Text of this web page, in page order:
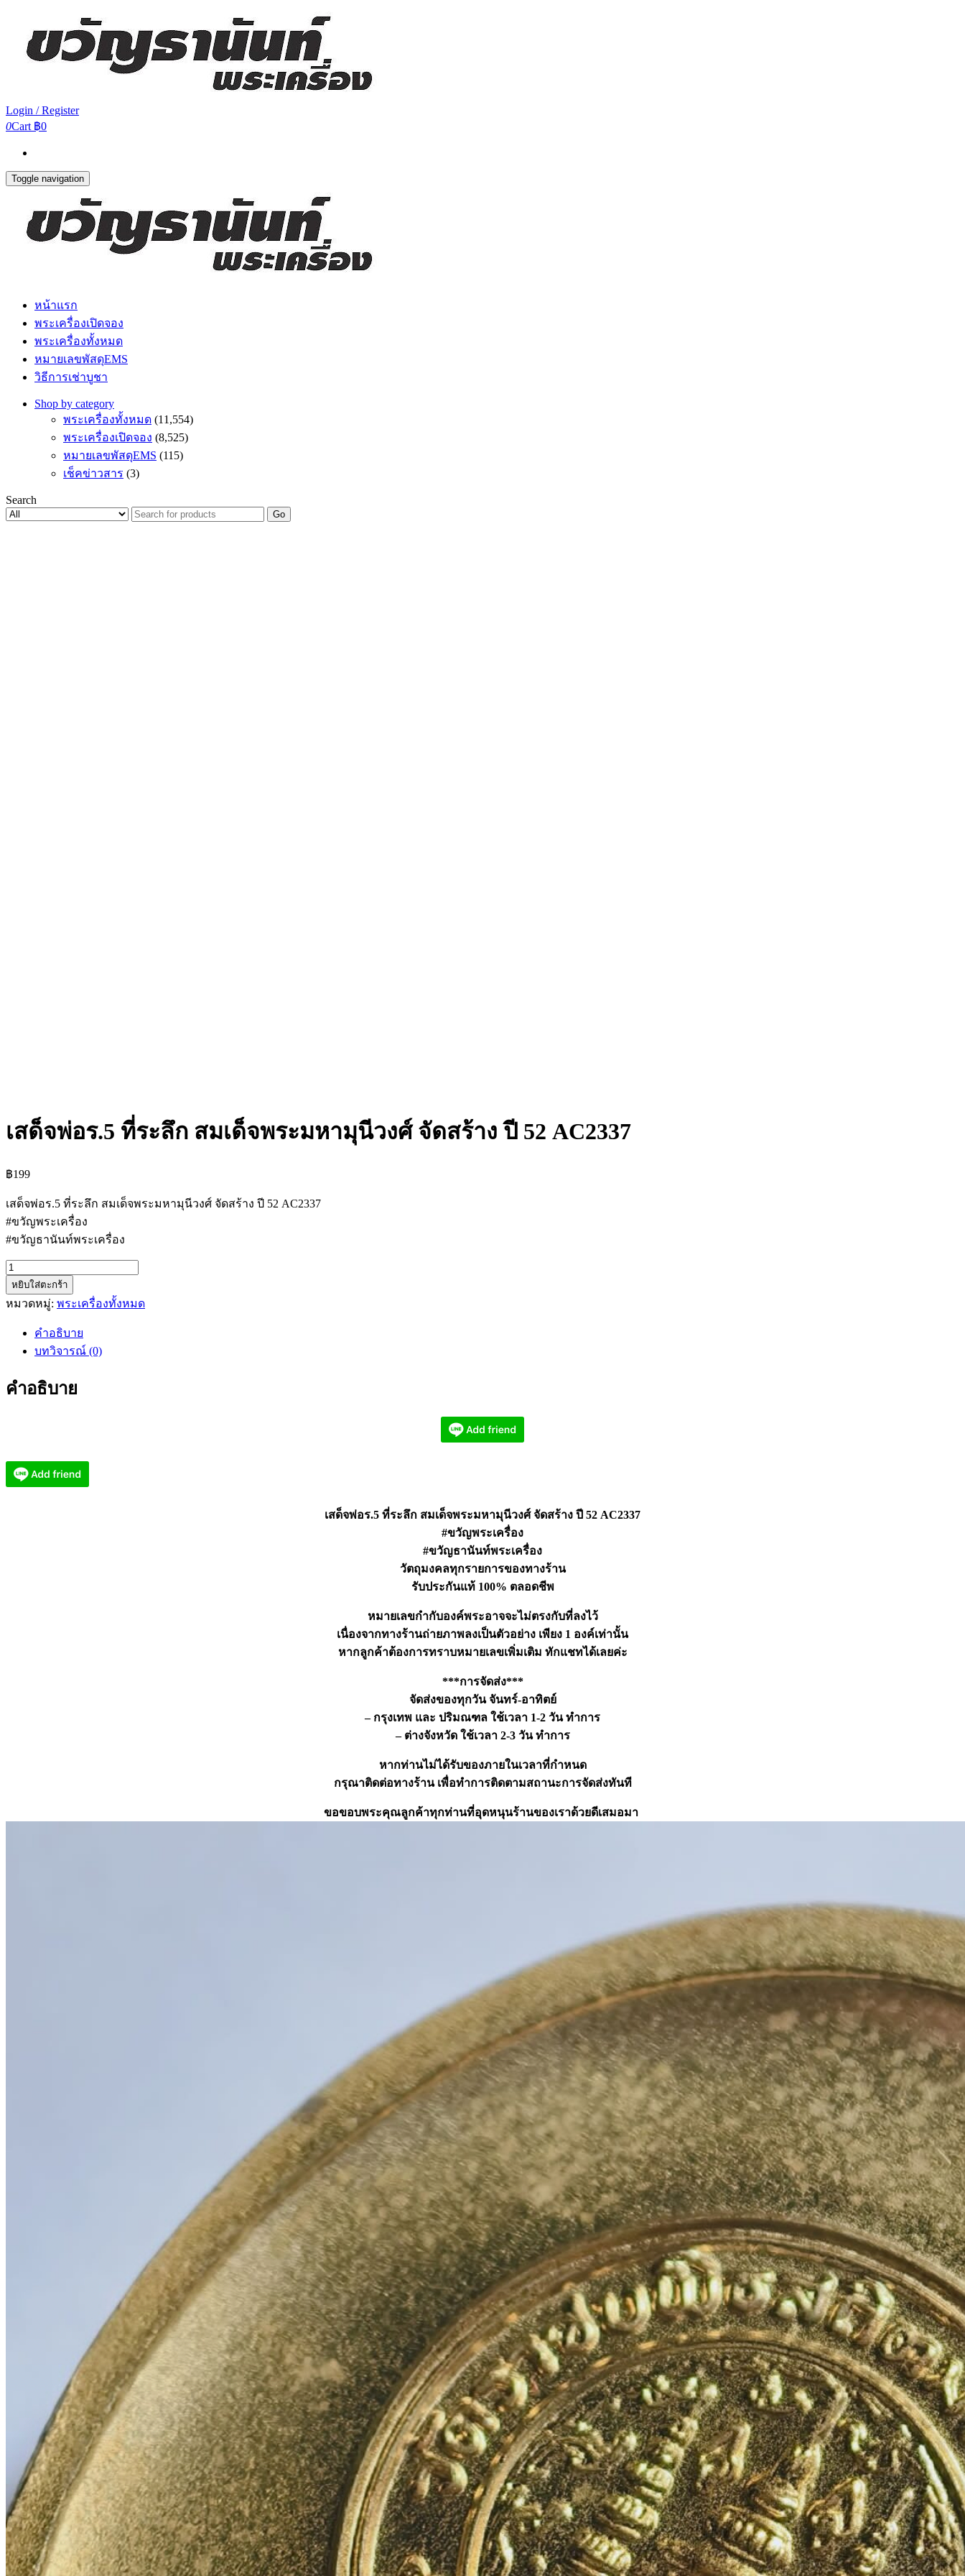
Login / Register
0Cart ฿0
Toggle navigation
หน้าแรก
พระเครื่องเปิดจอง
พระเครื่องทั้งหมด
หมายเลขพัสดุEMS
วิธีการเช่าบูชา
Shop by category
พระเครื่องทั้งหมด (11,554)
พระเครื่องเปิดจอง (8,525)
หมายเลขพัสดุEMS (115)
เช็คข่าวสาร (3)
Search
Go
เสด็จพ่อร.5 ที่ระลึก สมเด็จพระมหามุนีวงศ์ จัดสร้าง ปี 52 AC2337
฿199
เสด็จพ่อร.5 ที่ระลึก สมเด็จพระมหามุนีวงศ์ จัดสร้าง ปี 52 AC2337
#ขวัญพระเครื่อง
#ขวัญธานันท์พระเครื่อง
จำนวน
เสด็จ
พ่อร.5
สมเด็จ
มหา
สร้าง
ปี
หยิบใส่ตะกร้า
หมวดหมู่: พระเครื่องทั้งหมด
คำอธิบาย
บทวิจารณ์ (0)
คำอธิบาย
เสด็จพ่อร.5 ที่ระลึก สมเด็จพระมหามุนีวงศ์ จัดสร้าง ปี 52 AC2337
#ขวัญพระเครื่อง
#ขวัญธานันท์พระเครื่อง
วัตถุมงคลทุกรายการของทางร้าน
รับประกันแท้ 100% ตลอดชีพ
หมายเลขกำกับองค์พระอาจจะไม่ตรงกับที่ลงไว้
เนื่องจากทางร้านถ่ายภาพลงเป็นตัวอย่าง เพียง 1 องค์เท่านั้น
หากลูกค้าต้องการทราบหมายเลขเพิ่มเติม ทักแชทได้เลยค่ะ
***การจัดส่ง***
จัดส่งของทุกวัน จันทร์-อาทิตย์
– กรุงเทพ และ ปริมณฑล ใช้เวลา 1-2 วัน ทำการ
– ต่างจังหวัด ใช้เวลา 2-3 วัน ทำการ
หากท่านไม่ได้รับของภายในเวลาที่กำหนด
กรุณาติดต่อทางร้าน เพื่อทำการติดตามสถานะการจัดส่งทันที
ขอขอบพระคุณลูกค้าทุกท่านที่อุดหนุนร้านของเราด้วยดีเสมอมา